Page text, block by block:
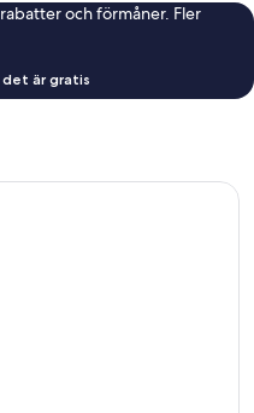
och förmåner. Fler
det är gratis